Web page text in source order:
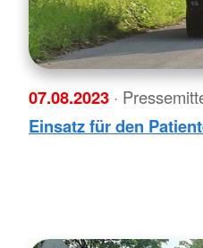
07.08.2023 ·
Einsatz für den